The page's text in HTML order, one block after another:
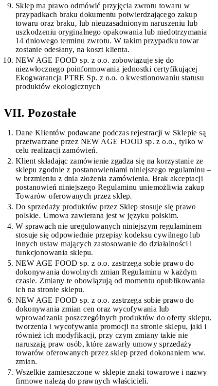
Sklep ma prawo odmówić przyjęcia zwrotu towaru w
przypadkach braku dokumentu potwierdzającego zakup
towaru oraz braku, lub nieuzasadnionym naruszeniu lub
uszkodzeniu oryginalnego opakowania lub niedotrzymania
14 dniowego terminu zwrotu. W takim przypadku towar
zostanie odesłany, na koszt klienta.
NEW AGE FOOD sp. z o.o. zobowiązuje się do
niezwłocznego poinformowania jednostki certyfikującej
Ekogwarancja PTRE Sp. z o.o. o kwestionowaniu statusu
produktów ekologicznych
VII. Pozostałe
Dane Klientów podawane podczas rejestracji w Sklepie są
przetwarzane przez NEW AGE FOOD sp. z o.o., tylko w
celu realizacji zamówień.
Klient składając zamówienie zgadza się na korzystanie ze
sklepu zgodnie z postanowieniami niniejszego regulaminu –
w brzmieniu z dnia złożenia zamówienia. Brak akceptacji
postanowień niniejszego Regulaminu uniemożliwia zakup
Towarów oferowanych przez sklep.
Do sprzedaży produktów przez Sklep stosuje się prawo
polskie. Umowa zawierana jest w języku polskim.
W sprawach nie uregulowanych niniejszym regulaminem
stosuje się odpowiednie przepisy kodeksu cywilnego lub
innych ustaw mających zastosowanie do działalności i
funkcjonowania sklepu.
NEW AGE FOOD sp. z o.o. zastrzega sobie prawo do
dokonywania dowolnych zmian Regulaminu w każdym
czasie. Zmiany te obowiązują od momentu opublikowania
ich na stronie sklepu.
NEW AGE FOOD sp. z o.o. zastrzega sobie prawo do
dokonywania zmian cen oraz wycofywania lub
wprowadzania poszczególnych produktów do oferty sklepu,
tworzenia i wycofywania promocji na stronie sklepu, jaki i
również ich modyfikacji, przy czym zmiany takie nie
naruszają praw osób, które zawarły umowy sprzedaży
towarów oferowanych przez sklep przed dokonaniem ww.
zmian.
Wszelkie zamieszczone w sklepie znaki towarowe i nazwy
firmowe należą do prawnych właścicieli.